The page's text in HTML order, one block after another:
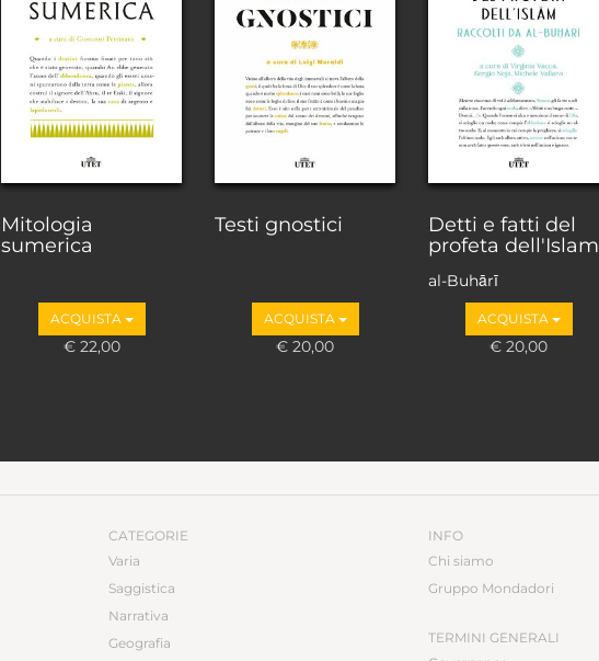
Mitologia
sumerica
ACQUISTA
€ 22,00
Testi gnostici
ACQUISTA
€ 20,00
Detti e fatti del
profeta dell'Islam
al-Buhārī
ACQUISTA
€ 20,00
CATEGORIE
Varia
Saggistica
Narrativa
Geografia
INFO
Chi siamo
Gruppo Mondadori
TERMINI GENERALI